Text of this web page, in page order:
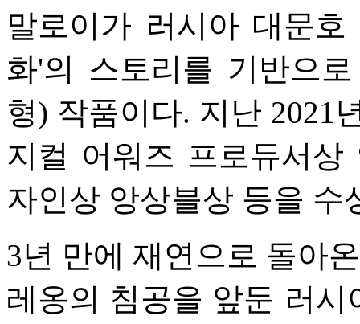
말로이가 러시아 대문
화'의 스토리를 기반으
형) 작품이다. 지난 2021
지컬 어워즈 프로듀서
자인상 앙상블상 등을 수
3년 만에 재연으로 돌아
레옹의 침공을 앞둔 러